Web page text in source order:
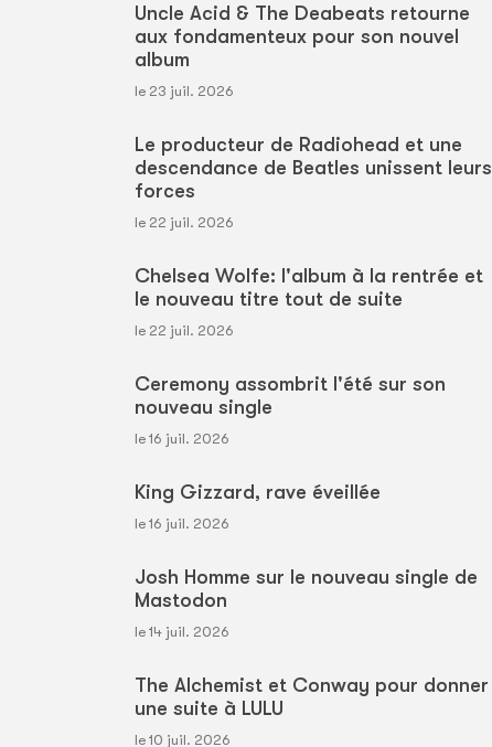
Uncle Acid & The Deabeats retourne
aux fondamenteux pour son nouvel
album
le 23 juil. 2026
Le producteur de Radiohead et une
descendance de Beatles unissent leurs
forces
le 22 juil. 2026
Chelsea Wolfe: l'album à la rentrée et
le nouveau titre tout de suite
le 22 juil. 2026
Ceremony assombrit l'été sur son
nouveau single
le 16 juil. 2026
King Gizzard, rave éveillée
le 16 juil. 2026
Josh Homme sur le nouveau single de
Mastodon
le 14 juil. 2026
The Alchemist et Conway pour donner
une suite à LULU
le 10 juil. 2026